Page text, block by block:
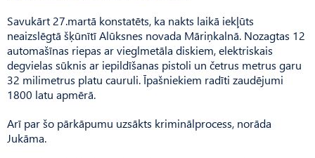
Savukārt 27.martā konstatēts, ka nakts laikā iekļūts
neaizslēgtā šķūnītī Alūksnes novada Māriņkalnā. Nozagtas 12
automašīnas riepas ar vieglmetāla diskiem, elektriskais
degvielas sūknis ar iepildīšanas pistoli un četrus metrus garu
32 milimetrus platu cauruli. Īpašniekiem radīti zaudējumi
1800 latu apmērā.
Arī par šo pārkāpumu uzsākts kriminālprocess, norāda
Jukāma.